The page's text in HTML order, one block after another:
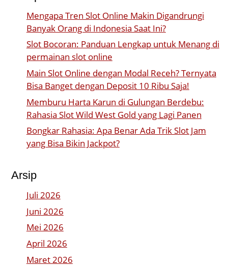
Mengapa Tren Slot Online Makin Digandrungi
Banyak Orang di Indonesia Saat Ini?
Slot Bocoran: Panduan Lengkap untuk Menang di
permainan slot online
Main Slot Online dengan Modal Receh? Ternyata
Bisa Banget dengan Deposit 10 Ribu Saja!
Memburu Harta Karun di Gulungan Berdebu:
Rahasia Slot Wild West Gold yang Lagi Panen
Bongkar Rahasia: Apa Benar Ada Trik Slot Jam
yang Bisa Bikin Jackpot?
Arsip
Juli 2026
Juni 2026
Mei 2026
April 2026
Maret 2026